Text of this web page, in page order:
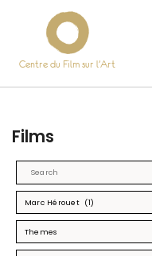
Centre du Film sur l’Art
Films